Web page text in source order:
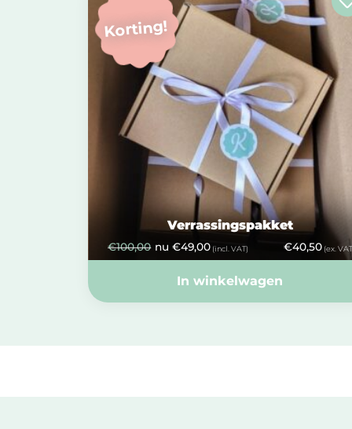
Korting!
Verrassingspakket
€100,00 nu €49,00 (incl. VAT) €40,50(ex.
In winkelwagen